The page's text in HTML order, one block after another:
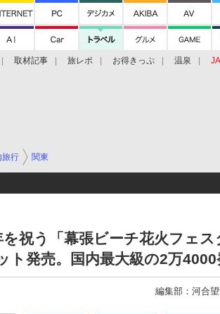
取材記事 旅レポ お得きっぷ 温泉
旅行 関東
祝う「幕張ビーチ花火フェ
ト発売。国内最大級の2万4000
編集部：河合